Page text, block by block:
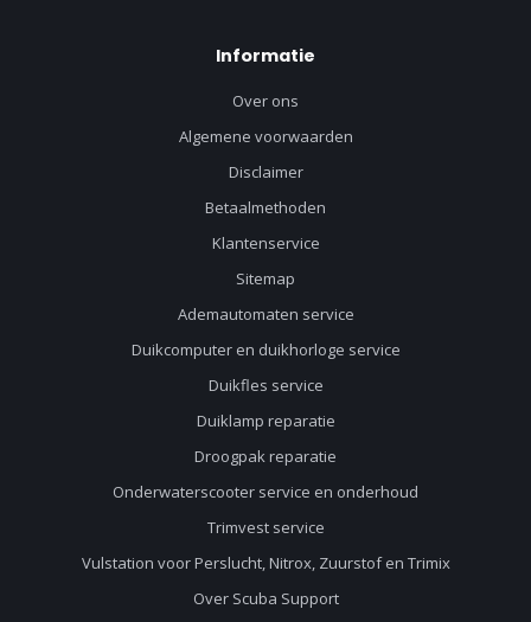
Informatie
Over ons
Algemene voorwaarden
Disclaimer
Betaalmethoden
Klantenservice
Sitemap
Ademautomaten service
Duikcomputer en duikhorloge service
Duikfles service
Duiklamp reparatie
Droogpak reparatie
Onderwaterscooter service en onderhoud
Trimvest service
Vulstation voor Perslucht, Nitrox, Zuurstof en Trimix
Over Scuba Support